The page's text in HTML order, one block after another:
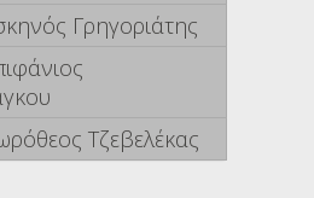
Γρηγοριάτης
Τζεβελέκας